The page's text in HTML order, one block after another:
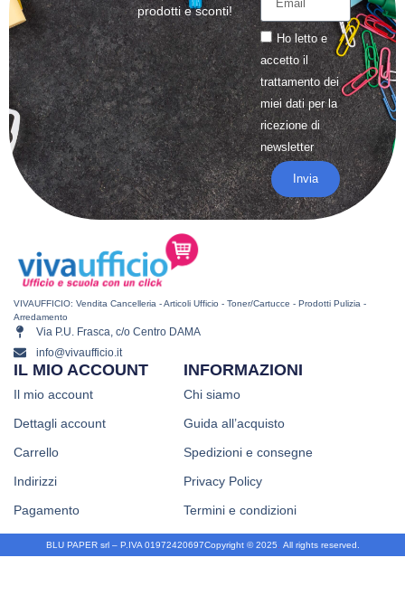
prodotti e sconti!
Ho letto e
accetto il
trattamentodei
miei dati per la
ricezione di
newsletter
Invia
VIVAUFFICIO: Vendita Cancelleria - Articoli Ufficio - Toner/Cartucce - Prodotti Pulizia -
Arredamento
Via P.U. Frasca, c/o Centro DAMA
info@vivaufficio.it
INFORMAZIONI
Chi siamo
Guida all’acquisto
Spedizioni e consegne
Privacy Policy
Termini e condizioni
IL MIO ACCOUNT
Il mio account
Dettagli account
Carrello
Indirizzi
Pagamento
Copyright © 2025. All rights reserved.
BLU PAPER srl – P.IVA 01972420697